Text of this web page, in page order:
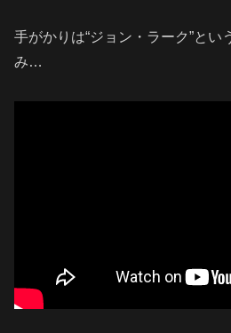
手がかりは“ジョン・ラーク”と
み…